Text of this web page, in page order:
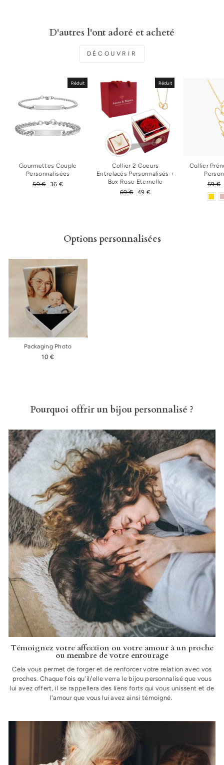
D'autres l'ont adoré et acheté
DÉCOUVRIR
Réduit
Gourmettes Couple
Personnalisées
Prix
59 €
Prix
36 €
Réduit
Collier 2 Coeurs
Entrelacés Personnalisés +
Box Rose Eternelle
Prix
69 €
Prix
49 €
Collier
Prix
59 €
Options personnalisées
Packaging Photo
10 €
Pourquoi offrir un bijou personnalisé ?
Témoignez votre affection ou votre amour à un proche
ou membre de votre entourage
Cela vous permet de forger et de renforcer votre relation avec vos
proches. Chaque fois qu'il/elle verra le bijou personnalisé que vous
lui avez offert, il se rappellera des liens forts qui vous unissent et de
l'amour que vous lui avez ainsi témoigné.